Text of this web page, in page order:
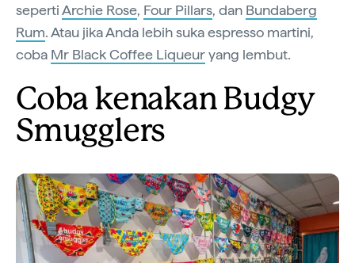
sepertiArchie Rose, Four Pillars, dan Bundaberg
Rum. Atau jika Anda lebih suka espresso martini,
coba Mr Black Coffee Liqueuryang lembut.
Coba kenakan Budgy
Smugglers